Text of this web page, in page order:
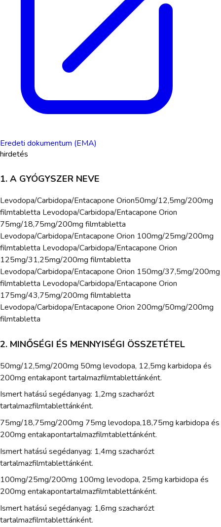
Eredeti dokumentum (EMA)
hirdetés
1. A GYÓGYSZER NEVE
Levodopa/Carbidopa/Entacapone Orion50mg/12,5mg/200mg
filmtabletta Levodopa/Carbidopa/Entacapone Orion
75mg/18,75mg/200mg filmtabletta
Levodopa/Carbidopa/Entacapone Orion 100mg/25mg/200mg
filmtabletta Levodopa/Carbidopa/Entacapone Orion
125mg/31,25mg/200mg filmtabletta
Levodopa/Carbidopa/Entacapone Orion 150mg/37,5mg/200mg
filmtabletta Levodopa/Carbidopa/Entacapone Orion
175mg/43,75mg/200mg filmtabletta
Levodopa/Carbidopa/Entacapone Orion 200mg/50mg/200mg
filmtabletta
2. MINŐSÉGI ÉS MENNYISÉGI ÖSSZETÉTEL
50mg/12,5mg/200mg 50mg levodopa, 12,5mg karbidopa és
200mg entakapont tartalmazfilmtablettánként.
Ismert hatású segédanyag: 1,2mg szacharózt
tartalmazfilmtablettánként.
75mg/18,75mg/200mg 75mg levodopa,18,75mg karbidopa és
200mg entakapontartalmazfilmtablettánként.
Ismert hatású segédanyag: 1,4mg szacharózt
tartalmazfilmtablettánként.
100mg/25mg/200mg 100mg levodopa, 25mg karbidopa és
200mg entakapontartalmazfilmtablettánként.
Ismert hatású segédanyag: 1,6mg szacharózt
tartalmazfilmtablettánként.